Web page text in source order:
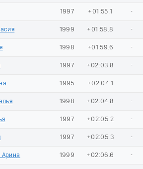
1997 +01:55.1 -
1999 +01:58.8 -
1998 +01:59.6 -
1997 +02:03.8 -
1995 +02:04.1 -
1998 +02:04.8 -
1997 +02:05.2 -
1997 +02:05.3 -
1999 +02:06.6 -